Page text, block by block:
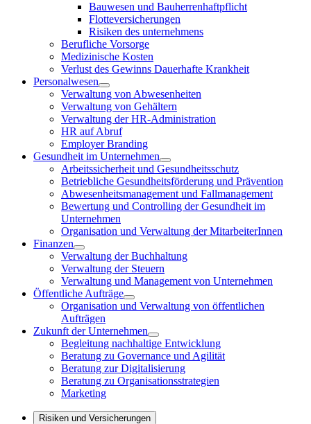
Bauwesen und Bauherrenhaftpflicht
Flotteversicherungen
Risiken des unternehmens
Berufliche Vorsorge
Medizinische Kosten
Verlust des Gewinns Dauerhafte Krankheit
Personalwesen
Verwaltung von Abwesenheiten
Verwaltung von Gehältern
Verwaltung der HR-Administration
HR auf Abruf
Employer Branding
Gesundheit im Unternehmen
Arbeitssicherheit und Gesundheitsschutz
Betriebliche Gesundheitsförderung und Prävention
Abwesenheitsmanagement und Fallmanagement
Bewertung und Controlling der Gesundheit im
Unternehmen
Organisation und Verwaltung der MitarbeiterInnen
Finanzen
Verwaltung der Buchhaltung
Verwaltung der Steuern
Verwaltung und Management von Unternehmen
Öffentliche Aufträge
Organisation und Verwaltung von öffentlichen
Aufträgen
Zukunft der Unternehmen
Begleitung nachhaltige Entwicklung
Beratung zu Governance und Agilität
Beratung zur Digitalisierung
Beratung zu Organisationsstrategien
Marketing
Risiken und Versicherungen